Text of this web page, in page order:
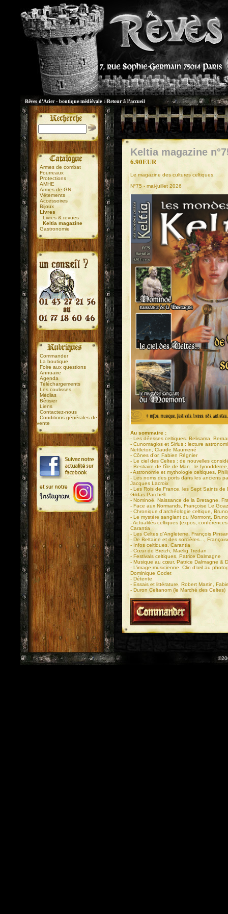
Rêves d'Acier - boutique médiévale : Retour à l'accueil
.
Armes de combat
Fourreaux
Protections
AMHE
Armes de GN
Vêtements
Accessoires
Bijoux
Livres
Livres & revues
Keltia magazine
Gastronomie
Commander
La boutique
Foire aux questions
Annuaire
Agenda
Téléchargements
Les coulisses
Médias
Bêtisier
Liens
Contactez-nous
Conditions générales de
vente
.
Keltia magazine
6.90EUR
Le magazine des cultures celtiques.
N°75 - mai-juillet 2026
Au sommaire :
- Les déesses celtiques. Belisama,
- Cunomaglos et Sirius : lecture
Nettleton, Claude Maumené
- Cônes d’or, Fabien Régnier
- Le ciel des Celtes : de nouvelles
- Bestiaire de l’île de Man : le
- Astronomie et mythologie celtiques,
- Les noms des ports dans les anciens
Jacques Lacroix
- Les Rois de France, les Sept Saints de
Gildas Parchell
- Nominoë. Naissance de la Bretagne,
- Face aux Normands, Françoise Le
- Chronique d’archéologie celtique,
- Le mystère sanglant du Mormont,
- Actualités celtiques (expos,
Carantia
- Les Celtes d’Angleterre, François
- De Beltaine et des sorcières...,
- Infos celtiques, Carantia
- Cœur de Breizh, Maëlig Tredan
- Festivals celtiques, Patrice Dalmagne
- Musique au cœur, Patrice Dalmagne &
- L’image musicienne. Clin d’œil au
Dominique Godet
- Détente
- Essais et littérature, Robert Martin,
- Duron Celtanom (le Marché des Celtes)